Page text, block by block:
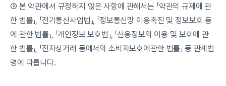
② 본 약관에서 규정하지 않은 사항에 관해서는 「약관의 규제에 관
한 법률」, 「전기통신사업법」, 「정보통신망 이용촉진 및 정보보호 등
에 관한 법률」, 「개인정보 보호법」, 「신용정보의 이용 및 보호에 관
한 법률」, 「전자상거래 등에서의 소비자보호에관한 법률」 등 관계법
령에 따릅니다.